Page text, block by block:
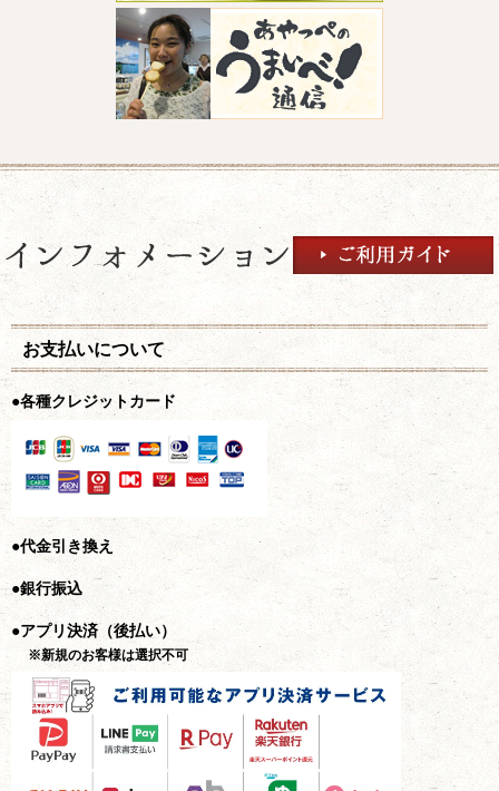
お支払いについて
●各種クレジットカード
●代金引き換え
●銀行振込
●アプリ決済（後払い）
※新規のお客様は選択不可